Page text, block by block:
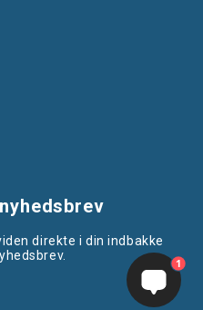
direkte i din indbakke
1